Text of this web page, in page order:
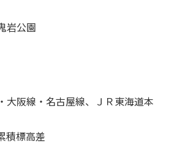
岩公園
大阪線・名古屋線、ＪＲ東海道本
積標高差